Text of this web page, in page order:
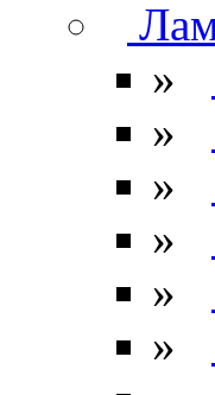
»
»
»
»
»
»